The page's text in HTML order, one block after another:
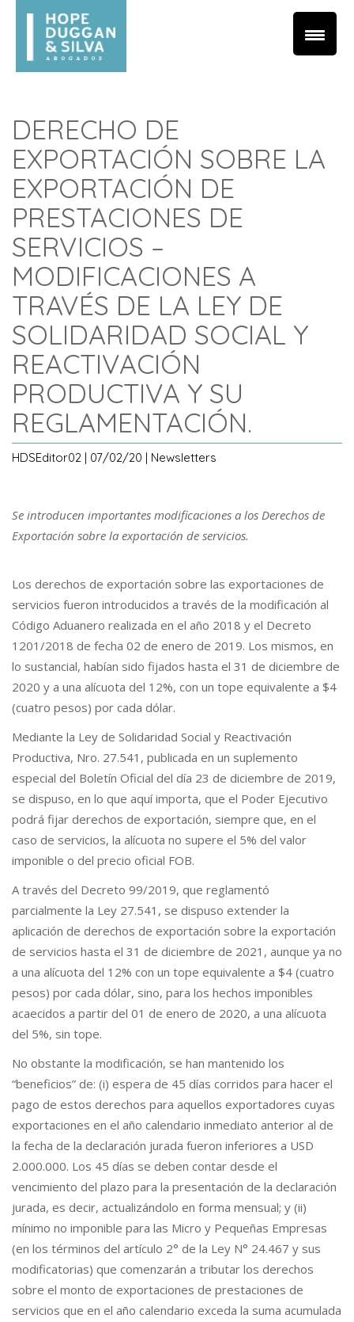
DERECHO DE
EXPORTACIÓN SOBRE LA
EXPORTACIÓN DE
PRESTACIONES DE
SERVICIOS –
MODIFICACIONES A
TRAVÉS DE LA LEY DE
SOLIDARIDAD SOCIAL Y
REACTIVACIÓN
PRODUCTIVA Y SU
REGLAMENTACIÓN.
HDSEditor02 | 07/02/20 | Newsletters
Se introducen importantes modificaciones a los Derechos de
Exportación sobre la exportación de servicios.
Los derechos de exportación sobre las exportaciones de
servicios fueron introducidos a través de la modificación al
Código Aduanero realizada en el año 2018 y el Decreto
1201/2018 de fecha 02 de enero de 2019. Los mismos, en
lo sustancial, habían sido fijados hasta el 31 de diciembre de
2020 y a una alícuota del 12%, con un tope equivalente a $4
(cuatro pesos) por cada dólar.
Mediante la Ley de Solidaridad Social y Reactivación
Productiva, Nro. 27.541, publicada en un suplemento
especial del Boletín Oficial del día 23 de diciembre de 2019,
se dispuso, en lo que aquí importa, que el Poder Ejecutivo
podrá fijar derechos de exportación, siempre que, en el
caso de servicios, la alícuota no supere el 5% del valor
imponible o del precio oficial FOB.
A través del Decreto 99/2019, que reglamentó
parcialmente la Ley 27.541, se dispuso extender la
aplicación de derechos de exportación sobre la exportación
de servicios hasta el 31 de diciembre de 2021, aunque ya no
a una alícuota del 12% con un tope equivalente a $4 (cuatro
pesos) por cada dólar, sino, para los hechos imponibles
acaecidos a partir del 01 de enero de 2020, a una alícuota
del 5%, sin tope.
No obstante la modificación, se han mantenido los
“beneficios” de: (i) espera de 45 días corridos para hacer el
pago de estos derechos para aquellos exportadores cuyas
exportaciones en el año calendario inmediato anterior al de
la fecha de la declaración jurada fueron inferiores a USD
2.000.000. Los 45 días se deben contar desde el
vencimiento del plazo para la presentación de la declaración
jurada, es decir, actualizándolo en forma mensual; y (ii)
mínimo no imponible para las Micro y Pequeñas Empresas
(en los términos del artículo 2° de la Ley N° 24.467 y sus
modificatorias) que comenzarán a tributar los derechos
sobre el monto de exportaciones de prestaciones de
servicios que en el año calendario exceda la suma acumulada